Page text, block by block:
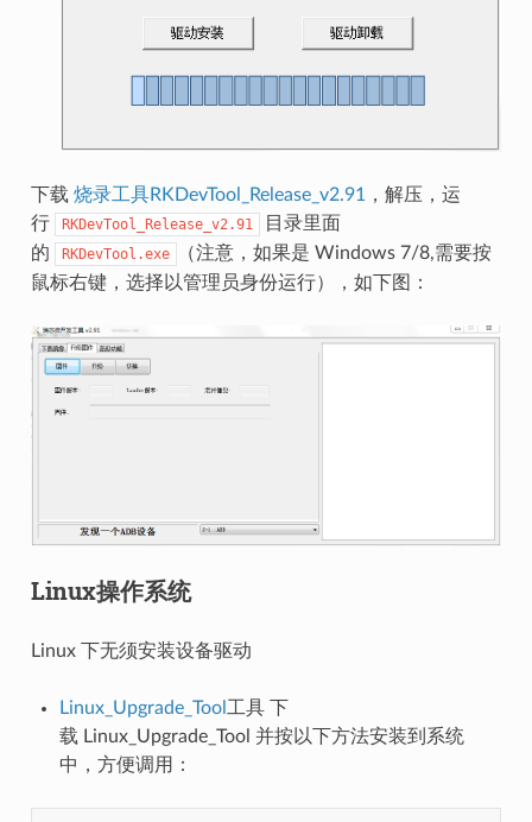
下载 烧录工具RKDevTool_Release_v2.91
，解压，运
行
RKDevTool_Release_v2.91
目录里面
的
RKDevTool.exe
（注意，如果是 Windows 7/8,需要按
鼠标右键，选择以管理员身份运行），如下图：
Linux操作系统
Linux 下无须安装设备驱动
Linux_Upgrade_Tool
工具 下
载 Linux_Upgrade_Tool 并按以下方法安装到系统
中，方便调用：